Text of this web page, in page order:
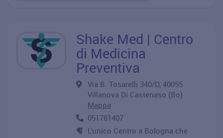
Shake Med | Centro
di Medicina
Preventiva
Via B. Tosarelli 340/D, 40055
Villanova Di Castenaso (Bo)
Mappa
051781407
L’unico Centro a Bologna che